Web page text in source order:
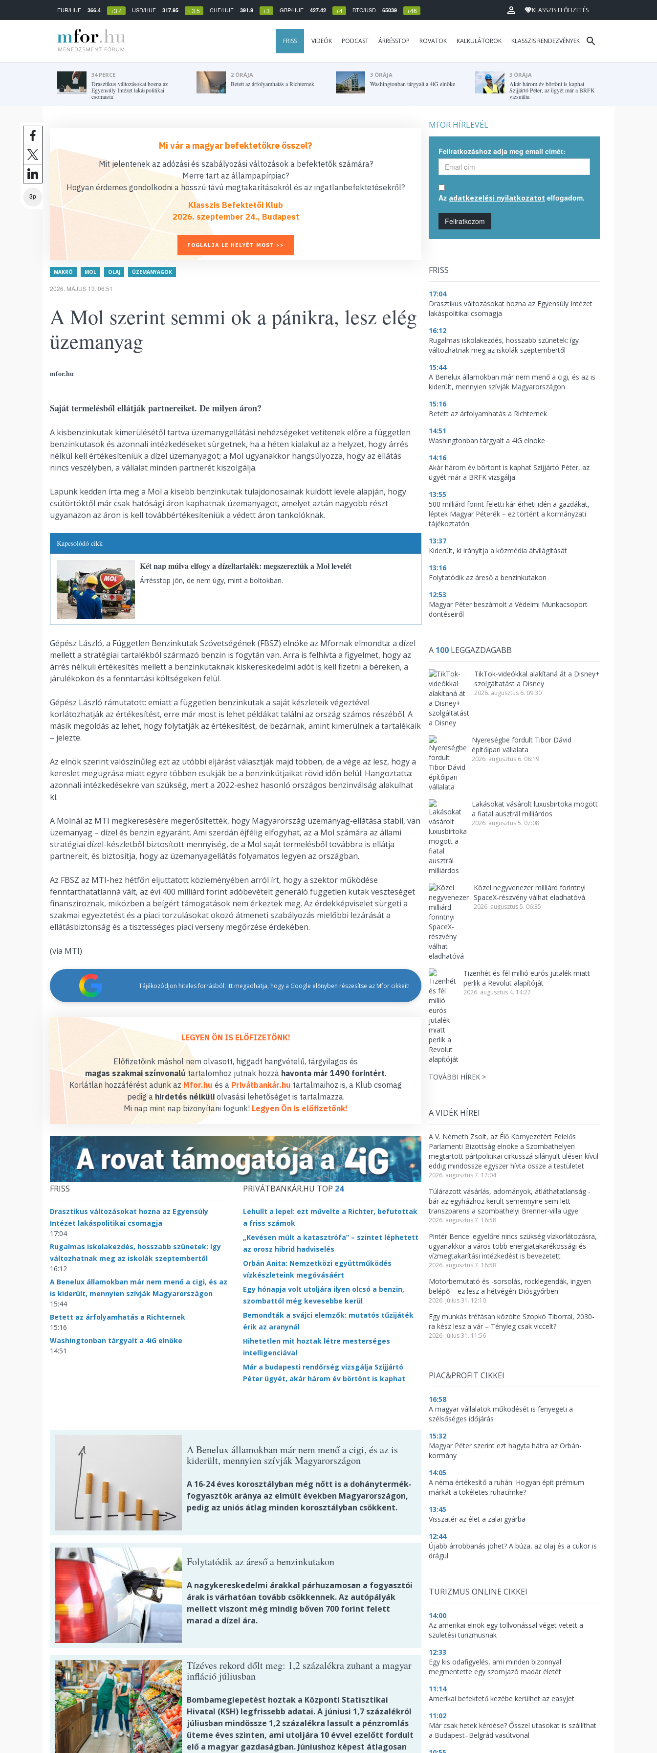
EUR/HUF 366.4 +3.4 USD/HUF 317.95 +3.5 CHF/HUF 391.9 +3 GBP/HUF 427.42 +4 BTC/USD 65039 +46 KLASSZIS ELŐFIZETÉS
FRISS VIDEÓK PODCAST ÁRRÉSSTOP ROVATOK KALKULÁTOROK KLASSZIS RENDEZVÉNYEK
34 PERCE
Drasztikus változásokat hozna az
Egyensúly Intézet lakáspolitikai
csomagja
2 ÓRÁJA
Betett az árfolyamhatás a Richternek
3 ÓRÁJA
Washingtonban tárgyalt a 4iG elnöke
3 ÓRÁJA
Akár három év börtönt is kaphat
Szijjártó Péter, az ügyét már a BRFK
vizsgálja
3p
Mi vár a magyar befektetőkre ősszel?
Mit jelentenek az adózási és szabályozási változások a befektetők számára?
Merre tart az állampapírpiac?
Hogyan érdemes gondolkodni a hosszú távú megtakarításokról és az ingatlanbefektetésekről?
Klasszis Befektetői Klub
2026. szeptember 24., Budapest
FOGLALJA LE HELYÉT MOST >>
MAKRÓ MOL OLAJ ÜZEMANYAGOK
2026. MÁJUS 13. 06:51
A Mol szerint semmi ok a pánikra, lesz elég
üzemanyag
mfor.hu
Saját termelésből ellátják partnereiket. De milyen áron?
A kisbenzinkutak kimerülésétől tartva üzemanygellátási nehézségeket vetítenek előre a független
benzinkutasok és azonnali intézkedéseket sürgetnek, ha a héten kialakul az a helyzet, hogy árrés
nélkül kell értékesíteniük a dízel üzemanyagot; a Mol ugyanakkor hangsúlyozza, hogy az ellátás
nincs veszélyben, a vállalat minden partnerét kiszolgálja.
Lapunk kedden írta meg a Mol a kisebb benzinkutak tulajdonosainak küldött levele alapján, hogy
csütörtöktől már csak hatósági áron kaphatnak üzemanyagot, amelyet aztán nagyobb részt
ugyanazon az áron is kell továbbértékesíteniük a védett áron tankolóknak.
Kapcsolódó cikk
Két nap múlva elfogy a dízeltartalék: megszereztük a Mol levelét
Árrésstop jön, de nem úgy, mint a boltokban.
Gépész László, a Független Benzinkutak Szövetségének (FBSZ) elnöke az Mfornak elmondta: a dízel
mellett a stratégiai tartalékból származó benzin is fogytán van. Arra is felhívta a figyelmet, hogy az
árrés nélküli értékesítés mellett a benzinkutaknak kiskereskedelmi adót is kell fizetni a béreken, a
járulékokon és a fenntartási költségeken felül.
Gépész László rámutatott: emiatt a független benzinkutak a saját készleteik végeztével
korlátozhatják az értékesítést, erre már most is lehet példákat találni az ország számos részéből. A
másik megoldás az lehet, hogy folytatják az értékesítést, de bezárnak, amint kimerülnek a tartalékaik
– jelezte.
Az elnök szerint valószínűleg ezt az utóbbi eljárást választják majd többen, de a vége az lesz, hogy a
kereslet megugrása miatt egyre többen csukják be a benzinkútjaikat rövid időn belül. Hangoztatta:
azonnali intézkedésekre van szükség, mert a 2022-eshez hasonló országos benzinválság alakulhat
ki.
A Molnál az MTI megkeresésére megerősítették, hogy Magyarország üzemanyag-ellátása stabil, van
üzemanyag – dízel és benzin egyaránt. Ami szerdán éjfélig elfogyhat, az a Mol számára az állami
stratégiai dízel-készletből biztosított mennyiség, de a Mol saját termelésből továbbra is ellátja
partnereit, és biztosítja, hogy az üzemanyagellátás folyamatos legyen az országban.
Az FBSZ az MTI-hez hétfőn eljuttatott közleményében arról írt, hogy a szektor működése
fenntarthatatlanná vált, az évi 400 milliárd forint adóbevételt generáló független kutak veszteséget
finanszíroznak, miközben a beígért támogatások nem érkeztek meg. Az érdekképviselet sürgeti a
szakmai egyeztetést és a piaci torzulásokat okozó átmeneti szabályozás mielőbbi lezárását a
ellátásbiztonság és a tisztességes piaci verseny megőrzése érdekében.
(via MTI)
Tájékozódjon hiteles forrásból: itt megadhatja, hogy a Google előnyben részesítse az Mfor cikkeit!
LEGYEN ÖN IS ELŐFIZETŐNK!
Előfizetőink máshol nem olvasott, higgadt hangvételű, tárgyilagos és
magas szakmai színvonalú tartalomhoz jutnak hozzá havonta már 1490 forintért.
Korlátlan hozzáférést adunk az Mfor.hu és a Privátbankár.hu tartalmaihoz is, a Klub csomag
pedig ahirdetés nélküliolvasási lehetőséget is tartalmazza.
Mi nap mint nap bizonyítani fogunk! Legyen Ön is előfizetőnk!
FRISS
Drasztikus változásokat hozna az Egyensúly
Intézet lakáspolitikai csomagja
17:04
Rugalmas iskolakezdés, hosszabb szünetek: így
változhatnak meg az iskolák szeptembertől
16:12
A Benelux államokban már nem menő a cigi, és az
is kiderült, mennyien szívják Magyarországon
15:44
Betett az árfolyamhatás a Richternek
15:16
Washingtonban tárgyalt a 4iG elnöke
14:51
PRIVÁTBANKÁR.HU TOP 24
Lehullt a lepel: ezt művelte a Richter, befutottak
a friss számok
„Kevésen múlt a katasztrófa” – szintet léphetett
az orosz hibrid hadviselés
Orbán Anita: Nemzetközi együttműködés
vízkészleteink megóvásáért
Egy hónapja volt utoljára ilyen olcsó a benzin,
szombattól még kevesebbe kerül
Bemondták a svájci elemzők: mutatós tűzijáték
érik az aranynál
Hihetetlen mit hoztak létre mesterséges
intelligenciával
Már a budapesti rendőrség vizsgálja Szijjártó
Péter ügyét, akár három év börtönt is kaphat
A Benelux államokban már nem menő a cigi, és az is
kiderült, mennyien szívják Magyarországon
A 16-24 éves korosztályban még nőtt is a dohánytermék-
fogyasztók aránya az elmúlt években Magyarországon,
pedig az uniós átlag minden korosztályban csökkent.
Folytatódik az áreső a benzinkutakon
A nagykereskedelmi árakkal párhuzamosan a fogyasztói
árak is várhatóan tovább csökkennek. Az autópályák
mellett viszont még mindig bőven 700 forint felett
marad a dízel ára.
Tízéves rekord dőlt meg: 1,2 százalékra zuhant a magyar
infláció júliusban
Bombameglepetést hoztak a Központi Statisztikai
Hivatal (KSH) legfrissebb adatai. A júniusi 1,7 százalékról
júliusban mindössze 1,2 százalékra lassult a pénzromlás
üteme éves szinten, ami utoljára 10 évvel ezelőtt fordult
elő a magyar gazdaságban. Júniushoz képest átlagosan
MFOR HÍRLEVÉL
Feliratkozáshoz adja meg email címét:
Az adatkezelési nyilatkozatot elfogadom.
Feliratkozom
FRISS
17:04
Drasztikus változásokat hozna az Egyensúly Intézet
lakáspolitikai csomagja
16:12
Rugalmas iskolakezdés, hosszabb szünetek: így
változhatnak meg az iskolák szeptembertől
15:44
A Benelux államokban már nem menő a cigi, és az is
kiderült, mennyien szívják Magyarországon
15:16
Betett az árfolyamhatás a Richternek
14:51
Washingtonban tárgyalt a 4iG elnöke
14:16
Akár három év börtönt is kaphat Szijjártó Péter, az
ügyét már a BRFK vizsgálja
13:55
500 milliárd forint feletti kár érheti idén a gazdákat,
léptek Magyar Péterék – ez történt a kormányzati
tájékoztatón
13:37
Kiderült, ki irányítja a közmédia átvilágítását
13:16
Folytatódik az áreső a benzinkutakon
12:53
Magyar Péter beszámolt a Védelmi Munkacsoport
döntéseiről
A 100 LEGGAZDAGABB
TikTok-videókkal alakítaná át a Disney+
szolgáltatást a Disney
2026. augusztus 6. 09:30
Nyereségbe fordult Tibor Dávid
építőipari vállalata
2026. augusztus 6. 08:19
Lakásokat vásárolt luxusbirtoka mögött
a fiatal ausztrál milliárdos
2026. augusztus 5. 07:08
Közel negyvenezer milliárd forintnyi
SpaceX-részvény válhat eladhatóvá
2026. augusztus 5. 06:35
Tizenhét és fél millió eurós jutalék miatt
perlik a Revolut alapítóját
2026. augusztus 4. 14:27
TOVÁBBI HÍREK >
A VIDÉK HÍREI
A V. Németh Zsolt, az Élő Környezetért Felelős
Parlamenti Bizottság elnöke a Szombathelyen
megtartott pártpolitikai cirkusszá silányult ülésen kívül
eddig mindössze egyszer hívta össze a testületet
2026. augusztus 7. 17:04
Túlárazott vásárlás, adományok, átláthatatlanság -
bár az egyházhoz került semennyire sem lett
transzparens a szombathelyi Brenner-villa ügye
2026. augusztus 7. 16:58
Pintér Bence: egyelőre nincs szükség vízkorlátozásra,
ugyanakkor a város több energiatakarékossági és
vízmegtakarítási intézkedést is bevezetett
2026. augusztus 7. 16:58
Motorbemutató és -sorsolás, rocklegendák, ingyen
belépő – ez lesz a hétvégén Diósgyőrben
2026. július 31. 12:10
Egy munkás tréfásan közölte Szopkó Tiborral, 2030-
ra kész lesz a vár – Tényleg csak viccelt?
2026. július 31. 11:56
PIAC&PROFIT CIKKEI
16:58
A magyar vállalatok működését is fenyegeti a
szélsőséges időjárás
15:32
Magyar Péter szerint ezt hagyta hátra az Orbán-
kormány
14:05
A néma értékesítő a ruhán: Hogyan épít prémium
márkát a tökéletes ruhacímke?
13:45
Visszatér az élet a zalai gyárba
12:44
Újabb árrobbanás jöhet? A búza, az olaj és a cukor is
drágul
TURIZMUS ONLINE CIKKEI
14:00
Az amerikai elnök egy tollvonással véget vetett a
születési turizmusnak
12:33
Egy kis odafigyelés, ami minden bizonnyal
megmentette egy szomjazó madár életét
11:14
Amerikai befektető kezébe kerülhet az easyJet
11:02
Már csak hetek kérdése? Ősszel utasokat is szállíthat
a Budapest–Belgrád vasútvonal